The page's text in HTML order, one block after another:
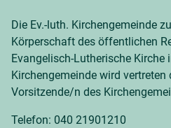
Die Ev.-luth. Kirchengemeinde
Körperschaft des öffentlichen
Evangelisch-Lutherische Kirche
Kirchengemeinde wird vertreten
Vorsitzende/n des
Telefon: 040 21901210